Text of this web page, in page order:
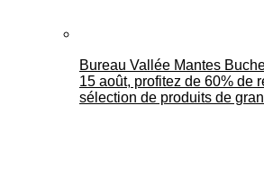
Bureau Vallée Mantes
15 août, profitez de 60% de
sélection de produits de